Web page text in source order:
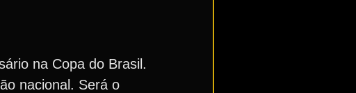
na Copa do Brasil.
nacional. Será o